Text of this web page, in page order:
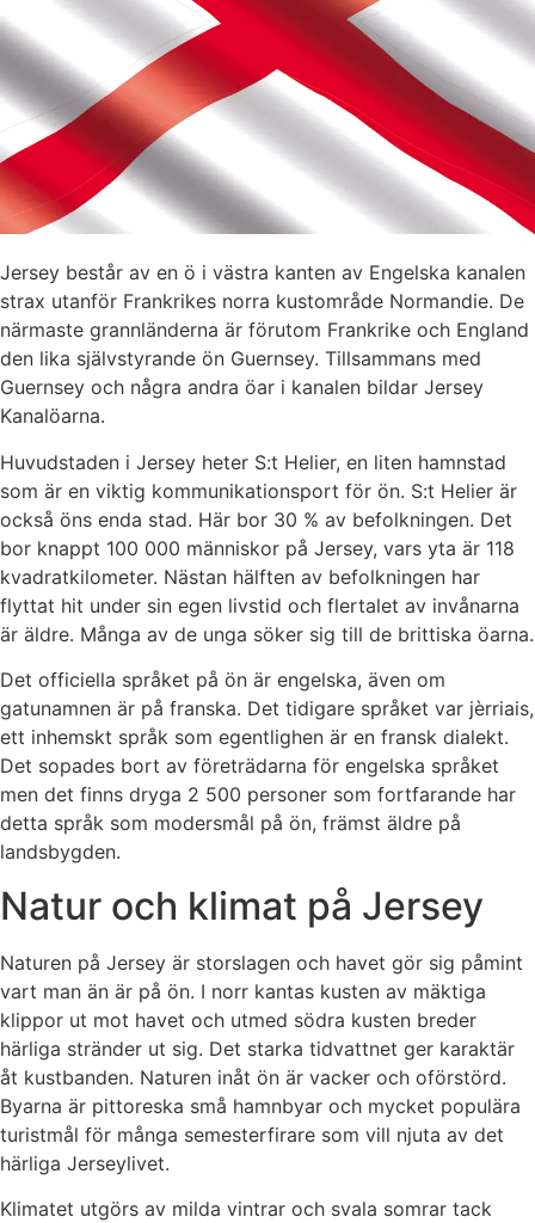
Jersey består av en ö i västra kanten av Engelska kanalen
strax utanför Frankrikes norra kustområde Normandie. De
närmaste grannländerna är förutom Frankrike och England
den lika självstyrande ön Guernsey. Tillsammans med
Guernsey och några andra öar i kanalen bildar Jersey
Kanalöarna.
Huvudstaden i Jersey heter S:t Helier, en liten hamnstad
som är en viktig kommunikationsport för ön. S:t Helier är
också öns enda stad. Här bor 30 % av befolkningen. Det
bor knappt 100 000 människor på Jersey, vars yta är 118
kvadratkilometer. Nästan hälften av befolkningen har
flyttat hit under sin egen livstid och flertalet av invånarna
är äldre. Många av de unga söker sig till de brittiska öarna.
Det officiella språket på ön är engelska, även om
gatunamnen är på franska. Det tidigare språket var jèrriais,
ett inhemskt språk som egentlighen är en fransk dialekt.
Det sopades bort av företrädarna för engelska språket
men det finns dryga 2 500 personer som fortfarande har
detta språk som modersmål på ön, främst äldre på
landsbygden.
Natur och klimat på Jersey
Naturen på Jersey är storslagen och havet gör sig påmint
vart man än är på ön. I norr kantas kusten av mäktiga
klippor ut mot havet och utmed södra kusten breder
härliga stränder ut sig. Det starka tidvattnet ger karaktär
åt kustbanden. Naturen inåt ön är vacker och oförstörd.
Byarna är pittoreska små hamnbyar och mycket populära
turistmål för många semesterfirare som vill njuta av det
härliga Jerseylivet.
Klimatet utgörs av milda vintrar och svala somrar tack